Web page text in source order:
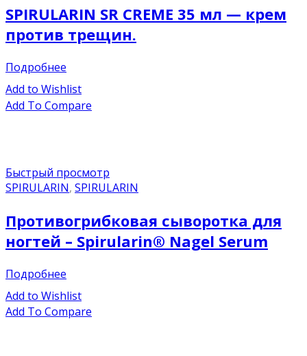
SPIRULARIN SR CREME 35 мл — крем
против трещин.
Подробнее
Add to Wishlist
Add To Compare
Быстрый просмотр
SPIRULARIN, SPIRULARIN
Противогрибковая сыворотка для
ногтей – Spirularin® Nagel Serum
Подробнее
Add to Wishlist
Add To Compare